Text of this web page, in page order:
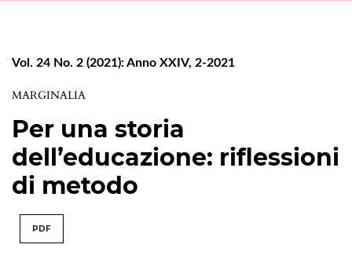
Vol. 24 No. 2 (2021): Anno XXIV, 2-2021
MARGINALIA
Per una storia
dell’educazione: riflessioni
di metodo
PDF